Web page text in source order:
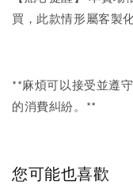
買，此款情形屬客製化
**麻煩可以接受並遵
的消費糾紛。**
您可能也喜歡